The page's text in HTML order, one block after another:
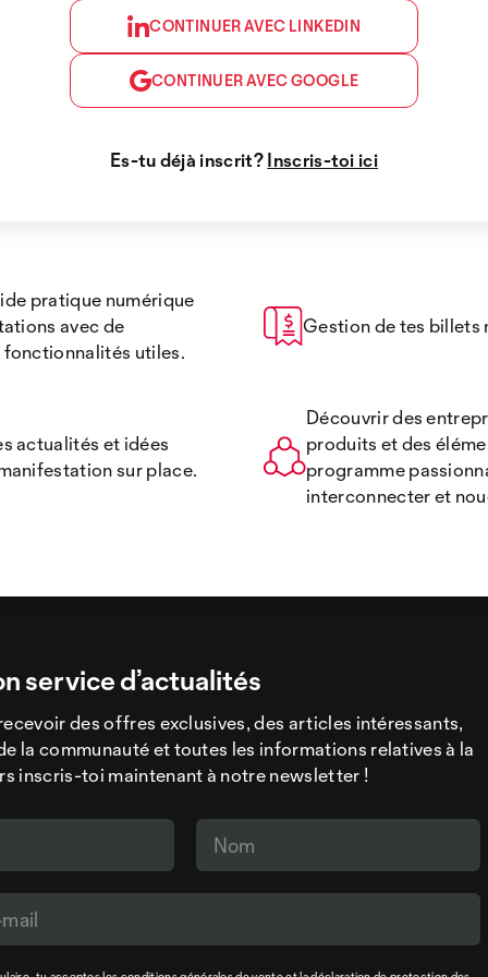
CONTINUER AVEC LINKEDIN
CONTINUER AVEC GOOGLE
Es-tu déjà inscrit?Inscris-toi ici
pratique numérique
avec de
fonctionnalités utiles.
Gestion de tes billets
actualités et idées
sur place.
Découvrir des
produits et des
programme
interconnecter et
service d’actualités
des offres exclusives, des articles intéressants,
la communauté et toutes les informations relatives à la
inscris-toi maintenant à notre newsletter !